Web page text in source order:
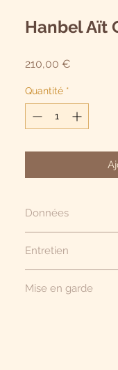
Hanbel Aït
210,00 €
Quantité *
Données
bleue, orné d'un
Franges d'un seul
Dimensions : env.
Entretien
savon de Marseille,
Mise en garde